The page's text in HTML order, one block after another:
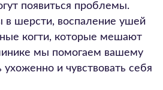
появиться проблемы.
в шерсти, воспаление ушей
когти, которые мешают
мы помогаем вашему
и чувствовать себя